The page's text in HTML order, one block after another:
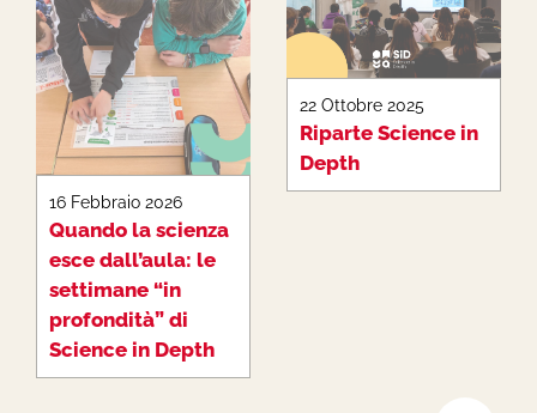
16 Febbraio 2026
Quando la scienza
esce dall’aula: le
settimane “in
profondità” di
Science in Depth
22 Ottobre 2025
Riparte Science in
Depth